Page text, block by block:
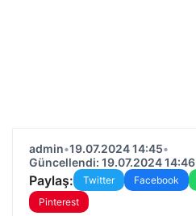
admin•19.07.2024 14:45•
Güncellendi: 19.07.2024 14:46
Paylaş: Twitter Facebook
Pinterest